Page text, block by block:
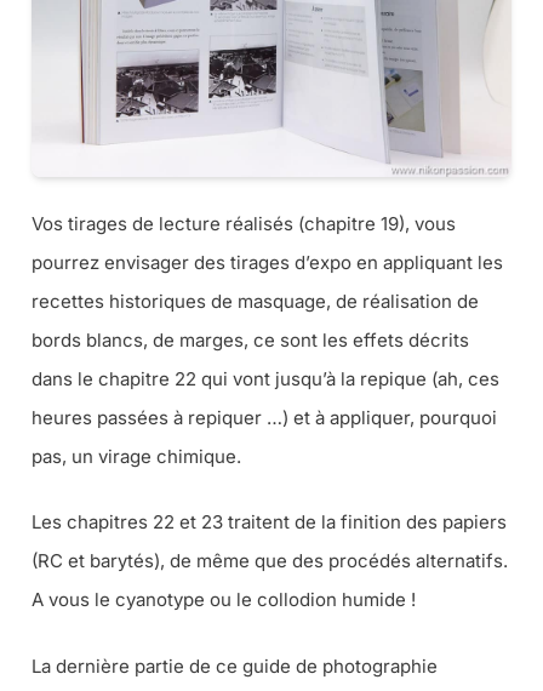
Vos tirages de lecture réalisés (chapitre 19), vous
pourrez envisager des tirages d’expo en appliquant les
recettes historiques de masquage, de réalisation de
bords blancs, de marges, ce sont les effets décrits
dans le chapitre 22 qui vont jusqu’à la repique (ah, ces
heures passées à repiquer …) et à appliquer, pourquoi
pas, un virage chimique.
Les chapitres 22 et 23 traitent de la finition des papiers
(RC et barytés), de même que des procédés alternatifs.
A vous le cyanotype ou le collodion humide !
La dernière partie de ce guide de photographie